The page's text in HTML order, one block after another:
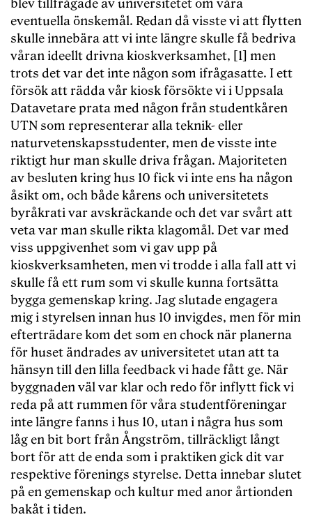
blev tillfrågade av universitetet om våra
eventuella önskemål. Redan då visste vi att flytten
skulle innebära att vi inte längre skulle få bedriva
våran ideellt drivna kioskverksamhet, [1] men
trots det var det inte någon som ifrågasatte. I ett
försök att rädda vår kiosk försökte vi i Uppsala
Datavetare prata med någon från studentkåren
UTN som representerar alla teknik- eller
naturvetenskapsstudenter, men de visste inte
riktigt hur man skulle driva frågan. Majoriteten
av besluten kring hus 10 fick vi inte ens ha någon
åsikt om, och både kårens och universitetets
byråkrati var avskräckande och det var svårt att
veta var man skulle rikta klagomål. Det var med
viss uppgivenhet som vi gav upp på
kioskverksamheten, men vi trodde i alla fall att vi
skulle få ett rum som vi skulle kunna fortsätta
bygga gemenskap kring. Jag slutade engagera
mig i styrelsen innan hus 10 invigdes, men för min
efterträdare kom det som en chock när planerna
för huset ändrades av universitetet utan att ta
hänsyn till den lilla feedback vi hade fått ge. När
byggnaden väl var klar och redo för inflytt fick vi
reda på att rummen för våra studentföreningar
inte längre fanns i hus 10, utan i några hus som
låg en bit bort från Ångström, tillräckligt långt
bort för att de enda som i praktiken gick dit var
respektive förenings styrelse. Detta innebar slutet
på en gemenskap och kultur med anor årtionden
bakåt i tiden.